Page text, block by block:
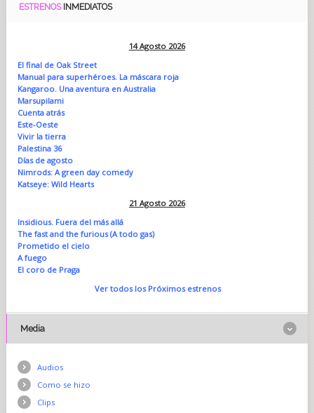
ESTRENOS INMEDIATOS
14 Agosto 2026
El final de Oak Street
Manual para superhéroes. La máscara roja
Kangaroo. Una aventura en Australia
Marsupilami
Cuenta atrás
Este-Oeste
Vivir la tierra
Palestina 36
Días de agosto
Nimrods: A green day comedy
Katseye: Wild Hearts
21 Agosto 2026
Insidious. Fuera del más allá
The fast and the furious (A todo gas)
Prometido el cielo
A fuego
El coro de Praga
Ver todos los Próximos estrenos
Media
Audios
Como se hizo
Clips